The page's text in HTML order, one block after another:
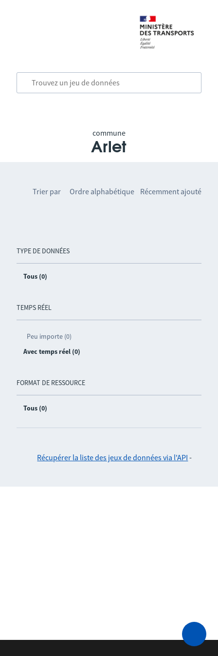
commune
Arlet
TYPE DE DONNÉES
Tous (0)
TEMPS RÉEL
Peu importe (0)
Avec temps réel (0)
FORMAT DE RESSOURCE
Tous (0)
Trier par Ordre alphabétique Récemment ajouté
Récupérer la liste des jeux de données via l'API -